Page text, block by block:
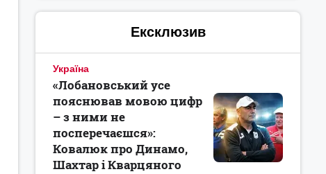
Ексклюзив
Україна
«Лобановський усе
пояснював мовою цифр
– з ними не
посперечаєшся»:
Ковалюк про Динамо,
Шахтар і Кварцяного